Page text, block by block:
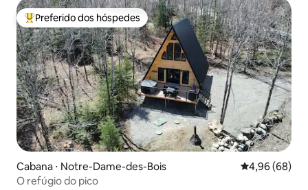
Entre os melhores preferidos dos hóspedes
Preferido dos hóspedes
Cabana ⋅ Notre-Dame-des-Bois 4,96 de uma
4,96 (68)
O refúgio do pico